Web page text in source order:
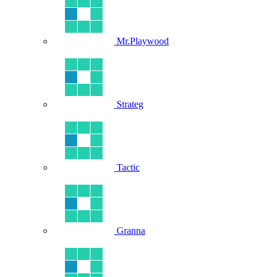
Mr.Playwood
Strateg
Tactic
Granna